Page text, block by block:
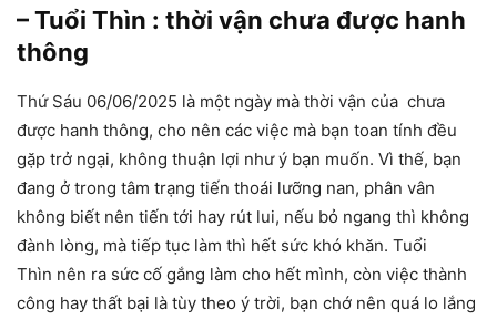
– Tuổi Thìn : thời vận chưa được hanh
thông
Thứ Sáu 06/06/2025 là một ngày mà thời vận của chưa
được hanh thông, cho nên các việc mà bạn toan tính đều
gặp trở ngại, không thuận lợi như ý bạn muốn. Vì thế, bạn
đang ở trong tâm trạng tiến thoái lưỡng nan, phân vân
không biết nên tiến tới hay rút lui, nếu bỏ ngang thì không
đành lòng, mà tiếp tục làm thì hết sức khó khăn. Tuổi
Thìn nên ra sức cố gắng làm cho hết mình, còn việc thành
công hay thất bại là tùy theo ý trời, bạn chớ nên quá lo lắng